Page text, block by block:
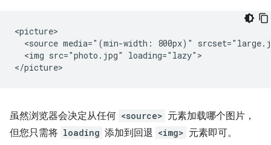
<picture>
<source media="(min-width: 800px)"
  <img src="photo.jpg" loading="lazy">
虽然浏览器会决定从任何 <source> 元素加载哪个图片，
但您只需将 loading 添加到回退 <img> 元素即可。